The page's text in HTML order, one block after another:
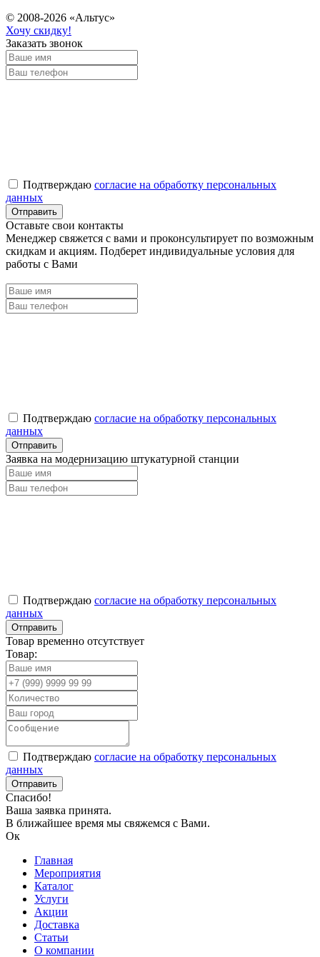
© 2008-2026 «Альтус»
Хочу скидку!
Заказать звонок
Подтверждаю согласие на обработку персональных
данных
Оставьте свои контакты
Менеджер свяжется с вами и проконсультирует по возможным
скидкам и акциям. Подберет индивидуальные условия для
работы с Вами
Подтверждаю согласие на обработку персональных
данных
Заявка на модернизацию штукатурной станции
Подтверждаю согласие на обработку персональных
данных
Товар временно отсутствует
Товар:
Подтверждаю согласие на обработку персональных
данных
Спасибо!
Ваша заявка принята.
В ближайшее время мы свяжемся с Вами.
Ок
Главная
Мероприятия
Каталог
Услуги
Акции
Доставка
Статьи
О компании